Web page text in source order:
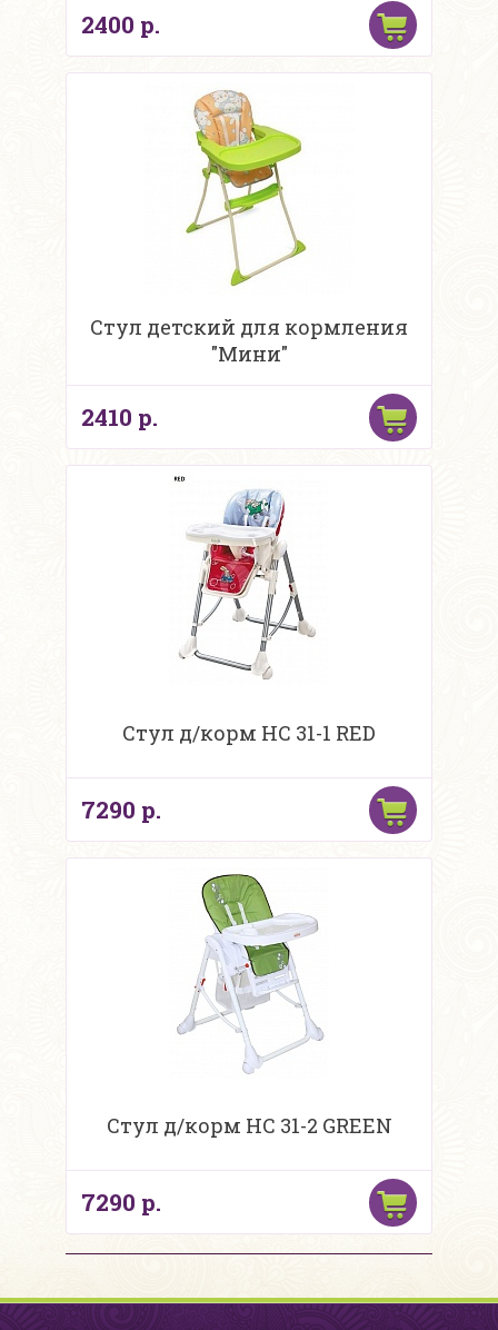
2400 р.
Стул детский для кормления
"Мини"
2410 р.
Стул д/корм НС 31-1 RED
7290 р.
Стул д/корм НС 31-2 GREEN
7290 р.